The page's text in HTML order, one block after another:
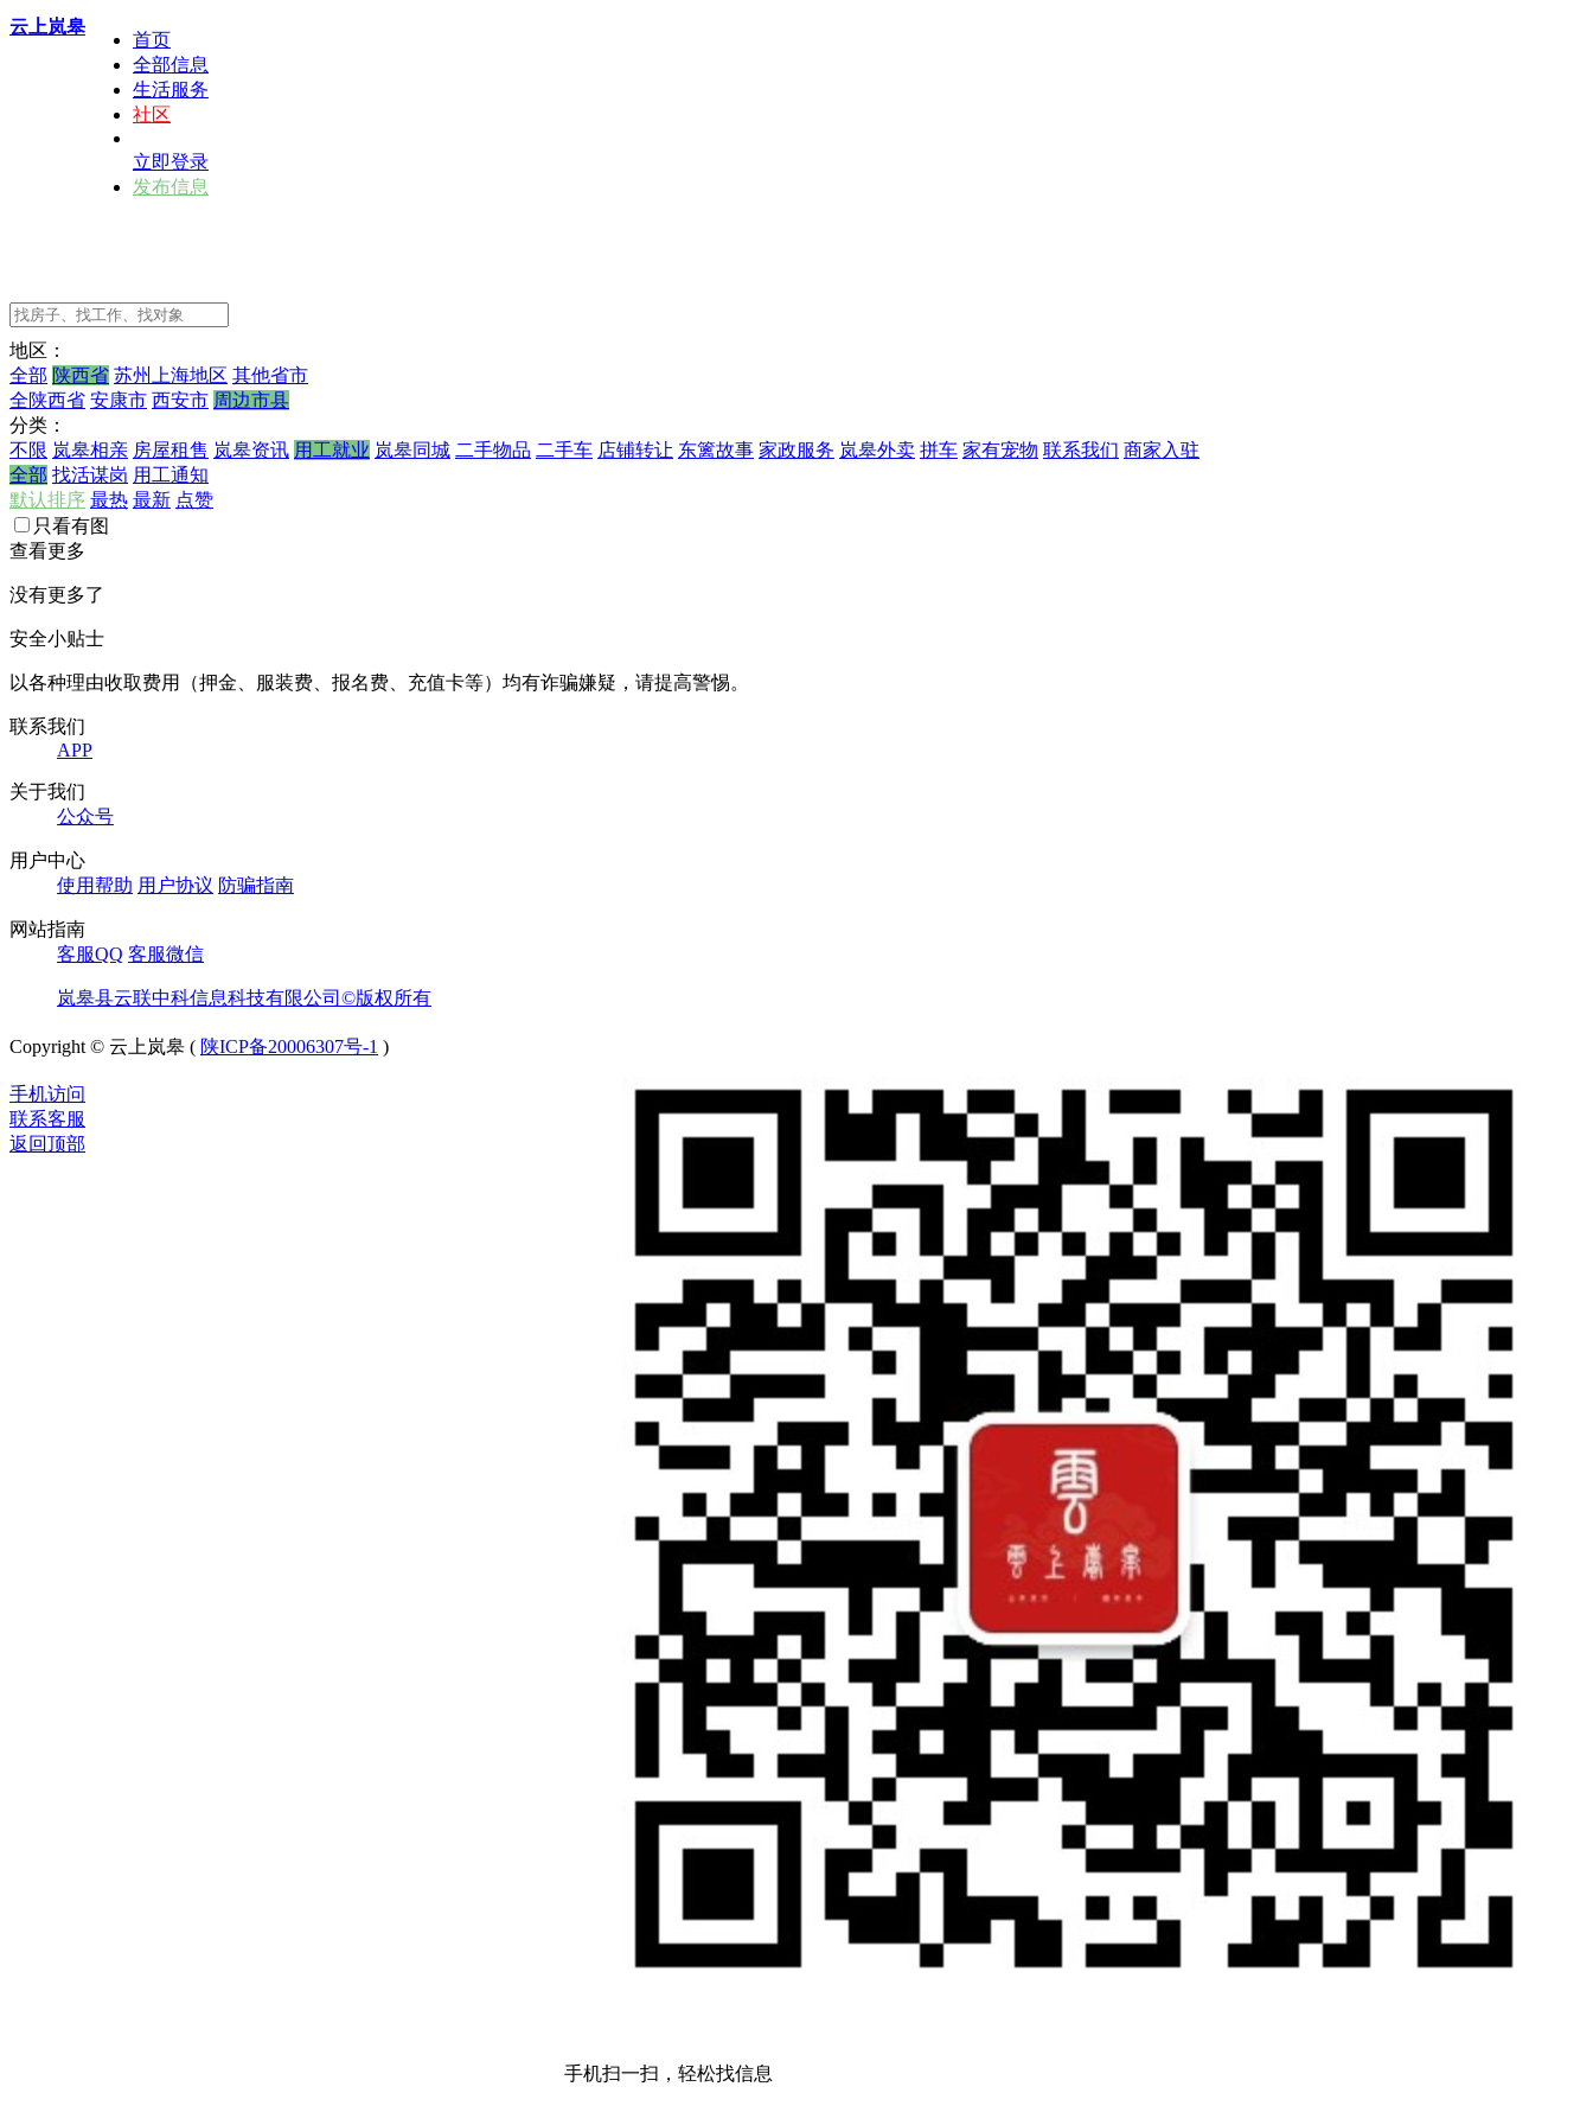
云上岚皋
首页
全部信息
生活服务
社区
立即登录
发布信息
地区：
全部 陕西省 苏州上海地区 其他省市
全陕西省 安康市 西安市 周边市县
分类：
不限 岚皋相亲 房屋租售 岚皋资讯 用工就业 岚皋同城 二手物品 二手车 店铺转让 东篱故事 家政服务 岚皋外卖 拼车 家有宠物 联系我们 商家入驻
全部 找活谋岗 用工通知
默认排序 最热 最新 点赞
只看有图
查看更多
没有更多了
安全小贴士
以各种理由收取费用（押金、服装费、报名费、充值卡等）均有诈骗嫌疑，请提高警惕。
联系我们
APP
关于我们
公众号
用户中心
使用帮助 用户协议 防骗指南
网站指南
客服QQ 客服微信
岚皋县云联中科信息科技有限公司©版权所有
手机扫一扫，轻松找信息
Copyright © 云上岚皋 ( 陕ICP备20006307号-1 )
手机访问
联系客服
返回顶部